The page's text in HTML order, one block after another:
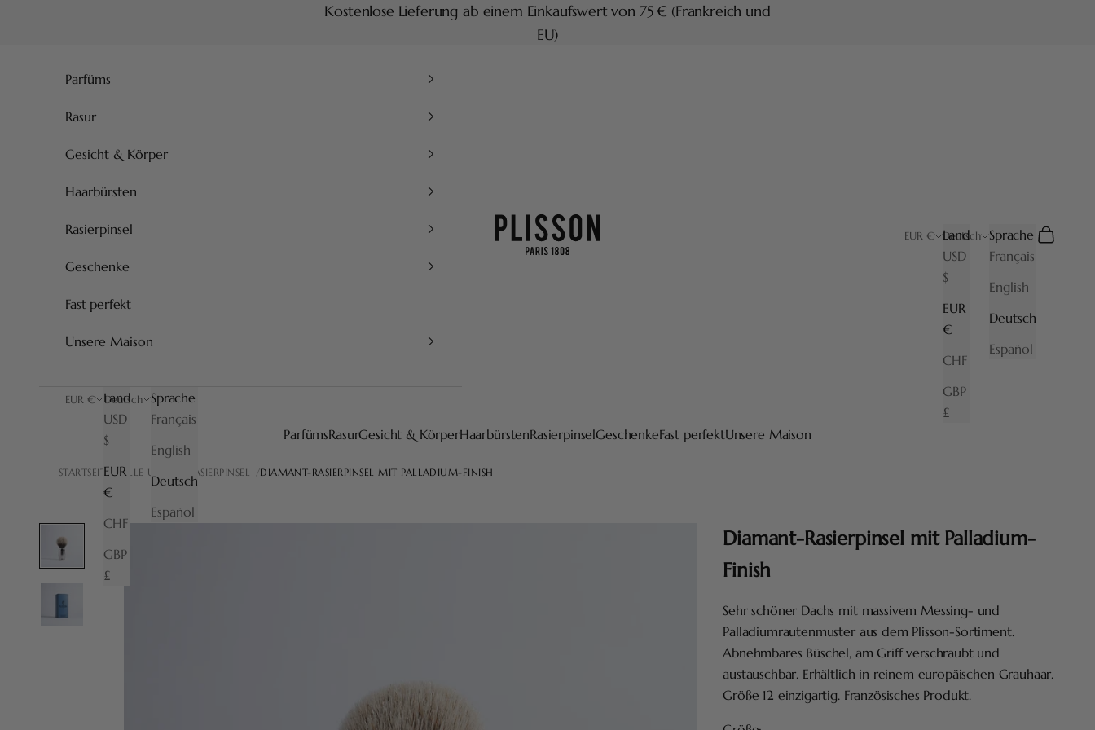
Kostenlose Lieferung ab einem Einkaufswert von 75 € (Frankreich und
EU)
Plisson 1808
ParfümsRasurGesicht & KörperHaarbürstenRasierpinselGeschenkeFast perfektUnsere Maison
EUR €
Land
USD
$
EUR
€
CHF
GBP
£
Deutsch
Sprache
Français
English
Deutsch
Español
Suchen
Parfüms
Rasur
Gesicht & Körper
Haarbürsten
Rasierpinsel
Geschenke
Fast perfekt
Unsere Maison
EUR €
Land
USD
$
EUR
€
CHF
GBP
£
Deutsch
Sprache
Français
English
Deutsch
Español
STARTSEITE ALLE UNSERE RASIERPINSEL DIAMANT-RASIERPINSEL MIT PALLADIUM-FINISH
Diamant-Rasierpinsel mit Palladium-
Finish
Sehr schöner Dachs mit massivem Messing- und
Palladiumrautenmuster aus dem Plisson-Sortiment.
Abnehmbares Büschel, am Griff verschraubt und
austauschbar. Erhältlich in reinem europäischen Grauhaar.
Größe 12 einzigartig. Französisches Produkt.